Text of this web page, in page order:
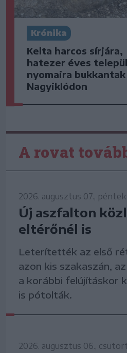
Krónika
Kelta harcos sírjára,
hatezer éves
nyomaira bukkantak
Nagyiklódon
A rovat
2026. augusztus 07., péntek
Új aszfalton
eltérőnél is
Leterítették az első
azon kis szakaszán,
a korábbi felújításkor
is pótolták.
2026. augusztus 06.,